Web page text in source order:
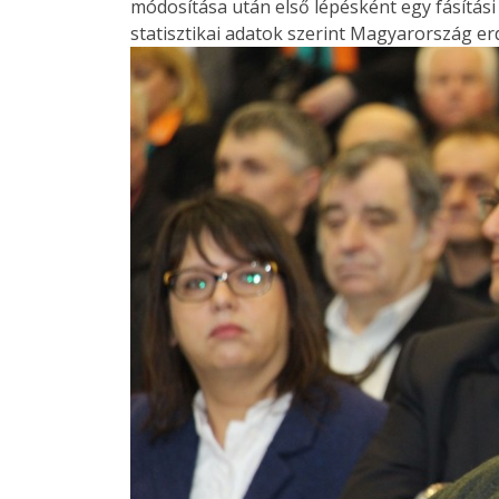
módosítása után első lépésként egy
statisztikai adatok szerint Magyarország